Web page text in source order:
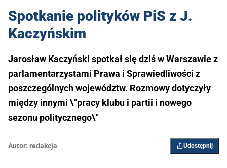
Spotkanie polityków PiS z J.
Kaczyńskim
Jarosław Kaczyński spotkał się dziś w Warszawie z
parlamentarzystami Prawa i Sprawiedliwości z
poszczególnych województw. Rozmowy dotyczyły
między innymi \"pracy klubu i partii i nowego
sezonu politycznego\"
Autor: redakcja Udostępnij